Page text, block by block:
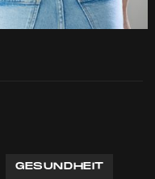
GESUNDHEIT